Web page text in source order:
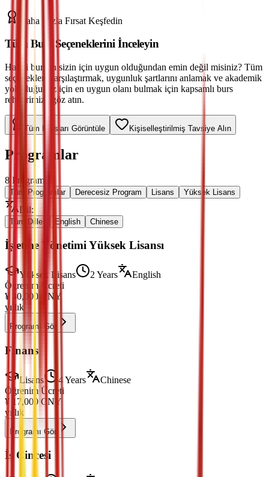
Daha Fazla Fırsat Keşfedin
Tüm Burs Seçeneklerini İnceleyin
Hangi bursun sizin için uygun olduğundan emin değil misiniz? Tüm
seçenekleri karşılaştırmak, uygunluk şartlarını anlamak ve akademik
yolculuğunuz için en uygun olanı bulmak için kapsamlı burs
rehberimize göz atın.
Tüm Bursları Görüntüle Kişiselleştirilmiş Tavsiye Alın
Programlar
8 Programlar
Tüm Programlar Derecesiz Program Lisans Yüksek Lisans
Dil:
Tüm Diller English Chinese
İşletme Yönetimi Yüksek Lisansı
Yüksek Lisans 2 Years
English
Öğrenim Ücreti
¥
30,000 CNY
yıllık
Programı Gör
Finans
Lisans 4 Years
Chinese
Öğrenim Ücreti
¥ 17,000 CNY
yıllık
Programı Gör
İş Çincesi